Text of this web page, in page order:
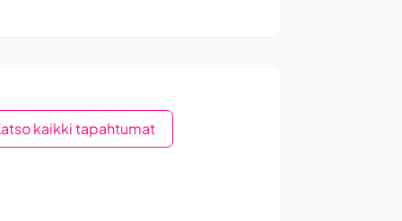
kaikki tapahtumat